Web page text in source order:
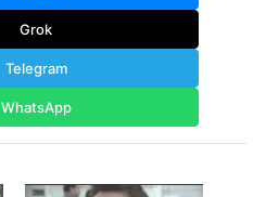
Grok
Telegram
WhatsApp